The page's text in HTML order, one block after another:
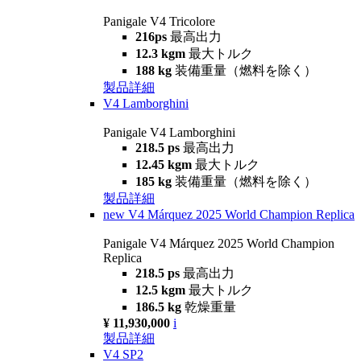
Panigale V4 Tricolore
216ps 最高出力
12.3 kgm 最大トルク
188 kg 装備重量（燃料を除く）
製品詳細
V4 Lamborghini
Panigale V4 Lamborghini
218.5 ps 最高出力
12.45 kgm 最大トルク
185 kg 装備重量（燃料を除く）
製品詳細
new V4 Márquez 2025 World Champion Replica
Panigale V4 Márquez 2025 World Champion
Replica
218.5 ps 最高出力
12.5 kgm 最大トルク
186.5 kg 乾燥重量
¥ 11,930,000 i
製品詳細
V4 SP2